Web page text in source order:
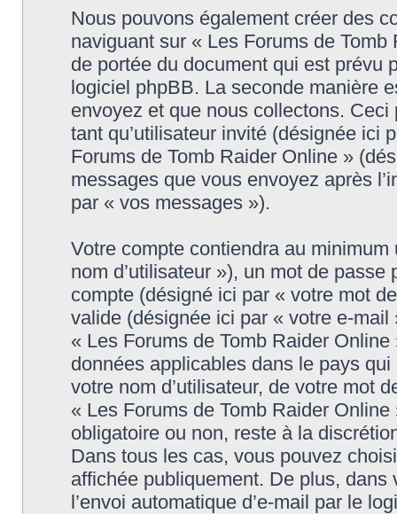
Nous pouvons également créer des
naviguant sur « Les Forums de
de portée du document qui est prévu
logiciel phpBB. La seconde manière
envoyez et que nous collectons.
tant qu’utilisateur invité (désignée ici
Forums de Tomb Raider Online »
messages que vous envoyez après
par « vos messages »).
Votre compte contiendra au
nom d’utilisateur »), un mot de
compte (désigné ici par « votre mot
valide (désignée ici par « votre e-
« Les Forums de Tomb Raider
données applicables dans le pays
votre nom d’utilisateur, de votre mot
« Les Forums de Tomb Raider
obligatoire ou non, reste à la
Dans tous les cas, vous pouvez
affichée publiquement. De plus,
l’envoi automatique d’e-mail par le